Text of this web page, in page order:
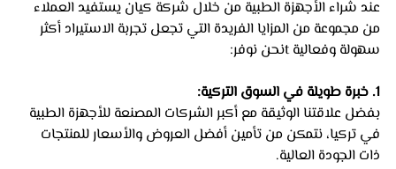
عند شراء الأجهزة الطبية من خلال شركة كيان يستفيد العملاء
من مجموعة من المزايا الفريدة التي تجعل تجربة الاستيراد أكثر
سهولة وفعالية tنحن نوفر:
1. خبرة طويلة في السوق التركية:
بفضل علاقتنا الوثيقة مع أكبر الشركات المصنعة للأجهزة الطبية
في تركيا، نتمكن من تأمين أفضل العروض والأسعار للمنتجات
ذات الجودة العالية.